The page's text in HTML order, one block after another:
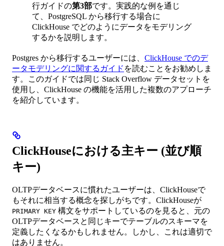
行ガイドの第3部です。実践的な例を通じ
て、PostgreSQL から移行する場合に
ClickHouse でどのようにデータをモデリング
するかを説明します。
Postgres から移行するユーザーには、 ClickHouse でのデ
ータモデリングに関するガイド を読むことをお勧めしま
す。このガイドでは同じ Stack Overflow データセットを
使用し、ClickHouse の機能を活用した複数のアプローチ
を紹介しています。
ClickHouseにおける主キー (並び順
キー)
OLTPデータベースに慣れたユーザーは、ClickHouseで
もそれに相当する概念を探しがちです。ClickHouseが
PRIMARY KEY 構文をサポートしているのを見ると、元の
OLTPデータベースと同じキーでテーブルのスキーマを
定義したくなるかもしれません。しかし、これは適切で
はありません。